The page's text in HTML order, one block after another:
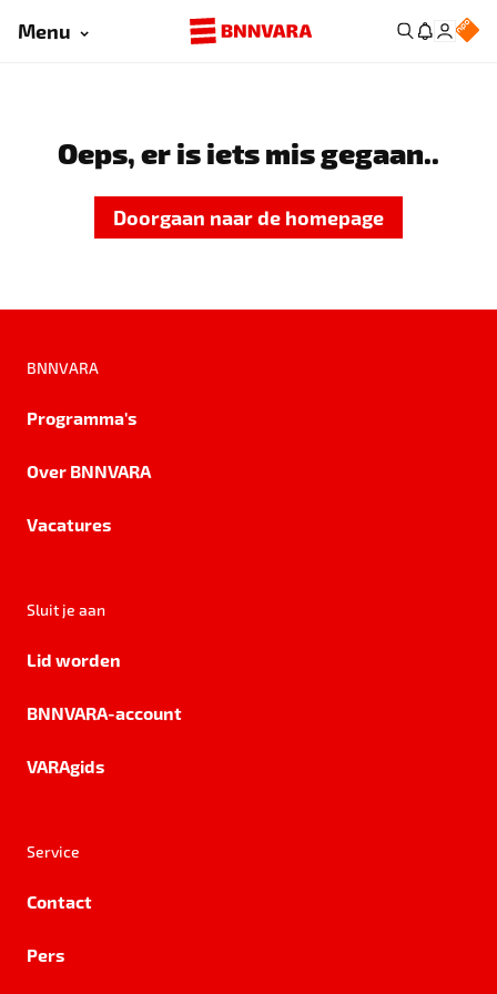
Menu
Oeps, er is iets mis gegaan..
Doorgaan naar de homepage
BNNVARA
Programma's
Over BNNVARA
Vacatures
Sluit je aan
Lid worden
BNNVARA-account
VARAgids
Service
Contact
Pers